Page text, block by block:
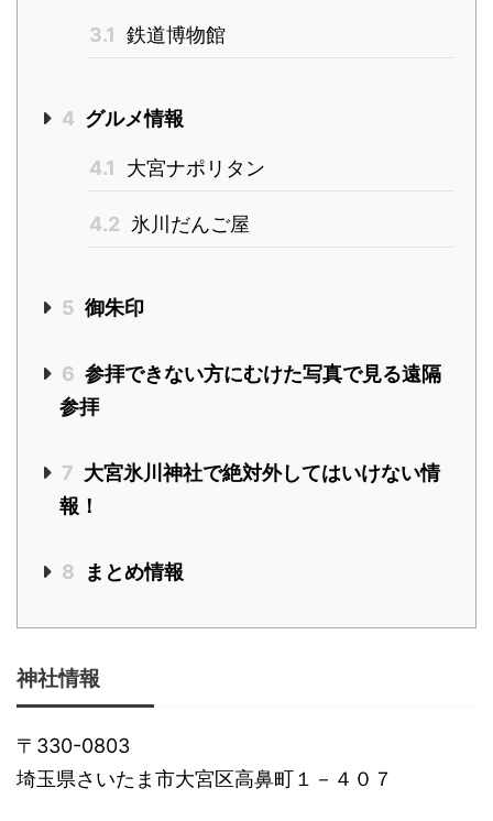
3.1 鉄道博物館
4 グルメ情報
4.1 大宮ナポリタン
4.2 氷川だんご屋
5 御朱印
6 参拝できない方にむけた写真で見る遠隔
参拝
7 大宮氷川神社で絶対外してはいけない情
報！
8 まとめ情報
神社情報
〒 330-0803
埼玉県さいたま市大宮区高鼻町１－４０７